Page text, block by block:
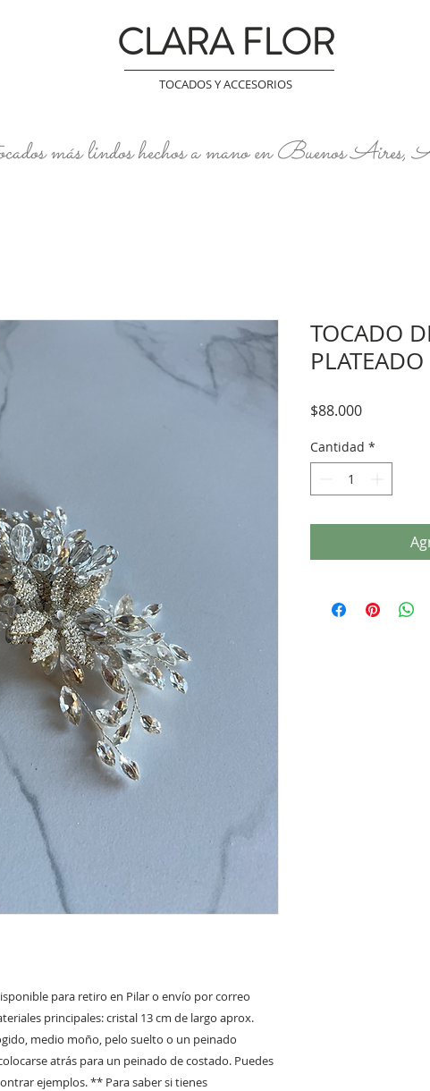
CLARA FLOR
TOCADOS Y ACCESORIOS
más lindos hechos a mano en Buenos Aires,
para retiro en Pilar o envío por correo
principales: cristal 13 cm de largo aprox.
medio moño, pelo suelto o un peinado
atrás para un peinado de costado. Puedes
ejemplos. ** Para saber si tienes
TOCADO
PLATEADO
$88.000Precio
Cantidad *